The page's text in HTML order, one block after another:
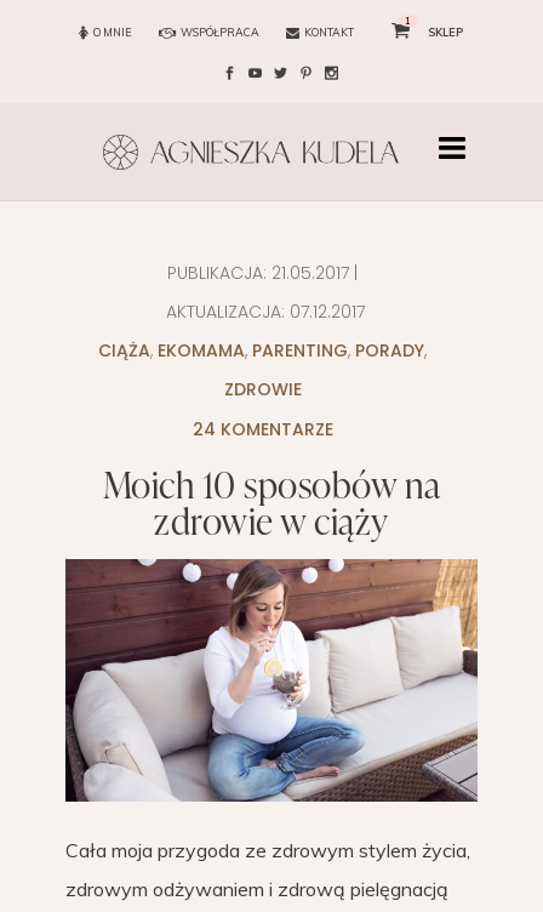
O MNIE WSPÓŁPRACA KONTAKT
1
SKLEP
PUBLIKACJA: 21.05.2017
AKTUALIZACJA: 07.12.2017
CIĄŻA, EKOMAMA, PARENTING, PORADY,
ZDROWIE
24 KOMENTARZE
Moich 10 sposobów na
zdrowie w ciąży
Cała moja przygoda ze zdrowym stylem życia,
zdrowym odżywaniem i zdrową pielęgnacją